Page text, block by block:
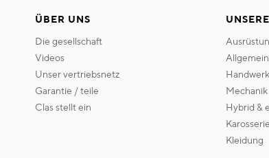
ÜBER UNS
die gesellschaft
videos
unser vertriebsnetz
garantie / teile
clas stellt ein
mechanik
hybrid &
karosserie
kleidung